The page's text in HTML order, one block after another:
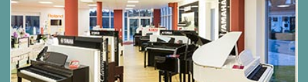
Musikbibilothek mit 60 hinterlegten Songs
MIDI-Recorder: Modi: Echtzeit-Aufnahme,
Wiedergabe, Spuren: 2, Kapazität: bis 5.000
Noten insgesamt, Aufnahmespeicher:
eingebauter Flashspeicher